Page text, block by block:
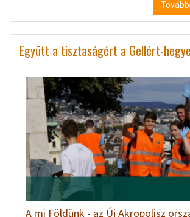
Együtt a tisztaságért a Gellért-
A mi Földünk - az Új Akropolisz